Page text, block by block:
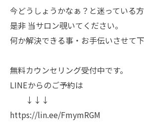
今どうしょうかなぁ？と迷っている方
是非 当サロン覗いてください。
何か解決できる事・お手伝いさせて
無料カウンセリング受付中です。
LINEからのご予約は
↓↓↓
https://lin.ee/FmymRGM